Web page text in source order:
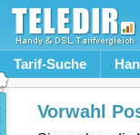
Tarif-Suche
Vorwahl